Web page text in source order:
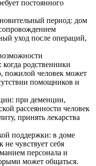
постоянного
период: дом
уход после операций,
родственники
пожилой человек может
помощников и
при деменции,
рассеянности человек
принять лекарства
поддержки: в доме
чувствует себя
персонала и
может общаться.